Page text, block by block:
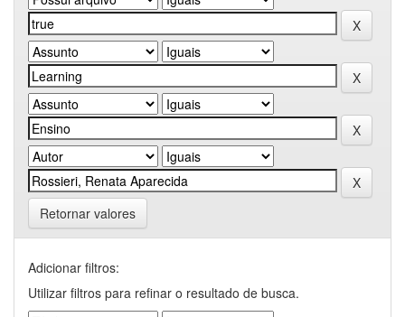
Retornar valores
Adicionar filtros:
Utilizar filtros para refinar o resultado de busca.